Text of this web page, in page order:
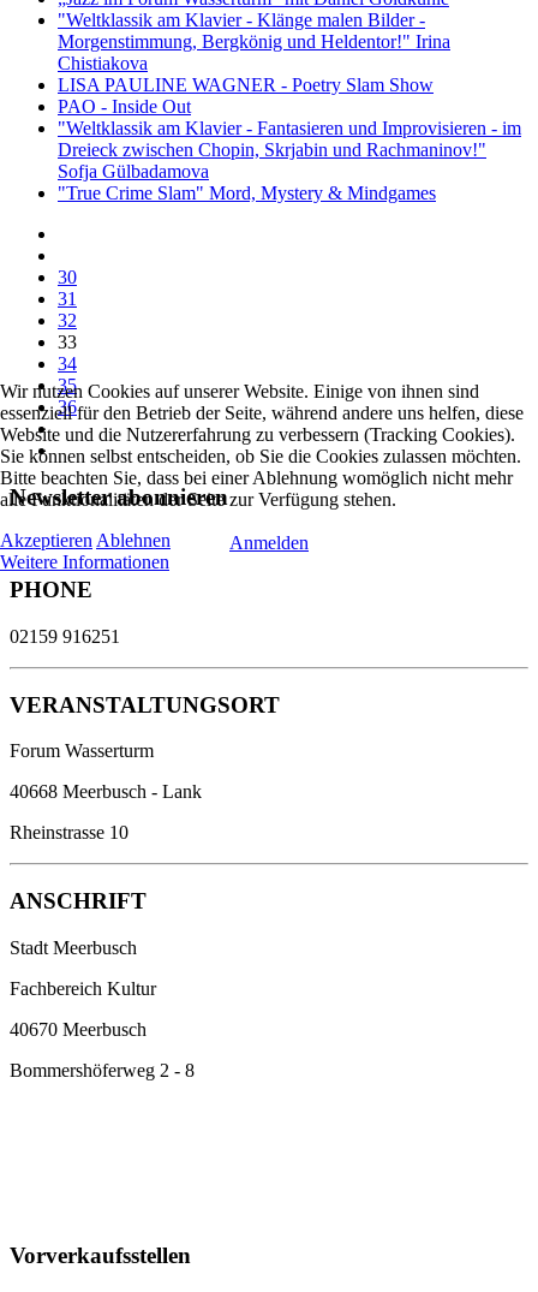
"Weltklassik am Klavier - Klänge malen Bilder -
Morgenstimmung, Bergkönig und Heldentor!" Irina
Chistiakova
LISA PAULINE WAGNER - Poetry Slam Show
PAO - Inside Out
"Weltklassik am Klavier - Fantasieren und Improvisieren - im
Dreieck zwischen Chopin, Skrjabin und Rachmaninov!"
Sofja Gülbadamova
"True Crime Slam" Mord, Mystery & Mindgames
30
31
32
33
34
35
36
Newsletter abonnieren
Anmelden
PHONE
02159 916251
VERANSTALTUNGSORT
Forum Wasserturm
40668 Meerbusch - Lank
Rheinstrasse 10
ANSCHRIFT
Stadt Meerbusch
Fachbereich Kultur
40670 Meerbusch
Bommershöferweg 2 - 8
Vorverkaufsstellen
Wir nutzen Cookies auf unserer Website. Einige von ihnen sind
essenziell für den Betrieb der Seite, während andere uns helfen, diese
Website und die Nutzererfahrung zu verbessern (Tracking Cookies).
Sie können selbst entscheiden, ob Sie die Cookies zulassen möchten.
Bitte beachten Sie, dass bei einer Ablehnung womöglich nicht mehr
alle Funktionalitäten der Seite zur Verfügung stehen.
Akzeptieren Ablehnen
Weitere Informationen